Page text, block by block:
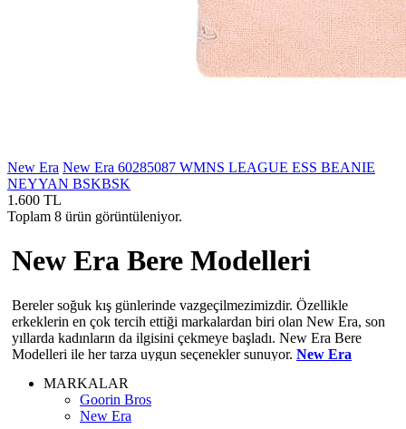
New Era New Era 60285087 WMNS LEAGUE ESS BEANIE
NEYYAN BSKBSK
1.600 TL
Toplam 8 ürün görüntüleniyor.
New Era Bere Modelleri
Bereler soğuk kış günlerinde vazgeçilmezimizdir. Özellikle
erkeklerin en çok tercih ettiği markalardan biri olan New Era, son
yıllarda kadınların da ilgisini çekmeye başladı. New Era Bere
Modelleri ile her tarza uygun seçenekler sunuyor. New Era
korurken aynı zamanda şık bir görüntü sağlar.
Yeni sezonun en trend baret modellerinden biri, hem kadın hem de
MARKALAR
Goorin Bros
New Era